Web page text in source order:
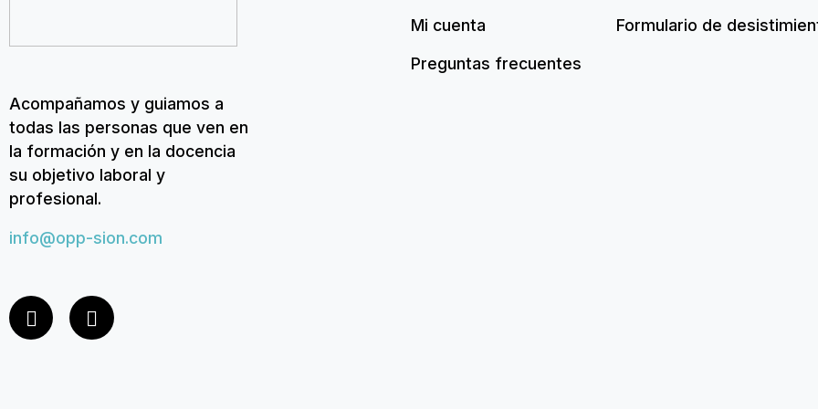
Acompañamos y guiamos a
todas las personas que ven en
la formación y en la docencia
su objetivo laboral y
profesional.
info@opp-sion.com
Mi cuenta
Preguntas frecuentes
Formulario de